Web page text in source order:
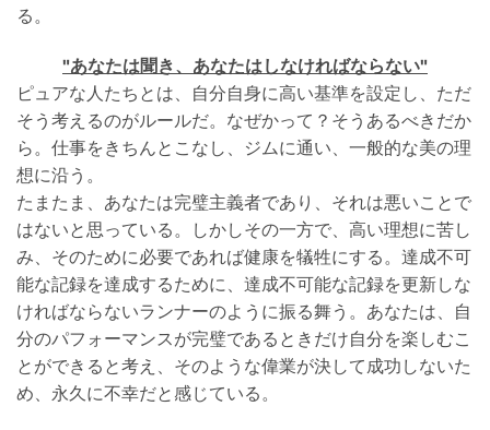
る。
"あなたは聞き、あなたはしなければならない"
ピュアな人たちとは、自分自身に高い基準を設定し、ただ
そう考えるのがルールだ。なぜかって？そうあるべきだか
ら。仕事をきちんとこなし、ジムに通い、一般的な美の理
想に沿う。
たまたま、あなたは完璧主義者であり、それは悪いことで
はないと思っている。しかしその一方で、高い理想に苦し
み、そのために必要であれば健康を犠牲にする。達成不可
能な記録を達成するために、達成不可能な記録を更新しな
ければならないランナーのように振る舞う。あなたは、自
分のパフォーマンスが完璧であるときだけ自分を楽しむこ
とができると考え、そのような偉業が決して成功しないた
め、永久に不幸だと感じている。